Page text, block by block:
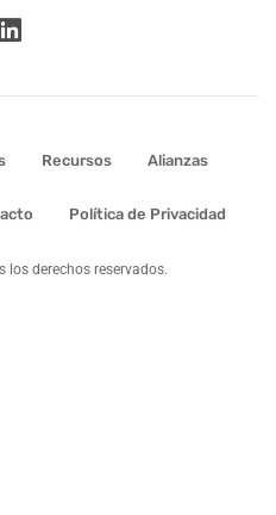
Recursos Alianzas
Política de Privacidad
los derechos reservados.